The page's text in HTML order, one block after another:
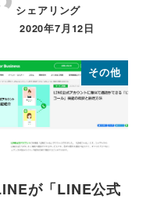
シェアリング
投稿日
2020年7月12日
その他
が「LINE公式